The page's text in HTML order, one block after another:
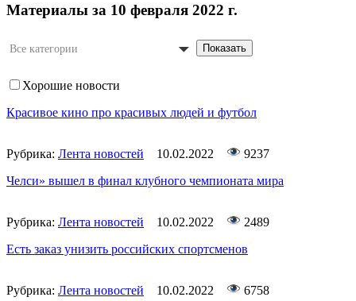
Материалы за 10 февраля 2022 г.
Все категории Показать
Хорошие новости
Красивое кино про красивых людей и футбол
Рубрика: Лента новостей 10.02.2022
9237
Челси» вышел в финал клубного чемпионата мира
Рубрика: Лента новостей 10.02.2022
2489
Есть заказ унизить российских спортсменов
Рубрика: Лента новостей 10.02.2022 6758